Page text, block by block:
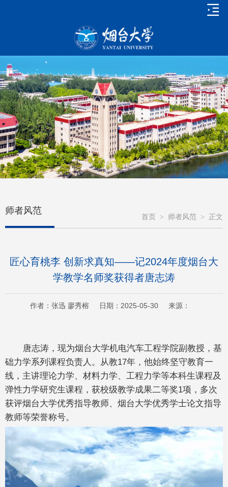
师者风范
首页 > 师者风范 > 正文
匠心育桃李 创新求真知——记2024年度烟台大
学教学名师奖获得者唐志涛
作者：张迅 廖秀榕 日期：2025-05-30 来源：
唐志涛，现为烟台大学机电汽车工程学院副教授，基
础力学系列课程负责人。从教17年，他始终坚守教育一
线，主讲理论力学、材料力学、工程力学等本科生课程及
弹性力学研究生课程，获校级教学成果二等奖1项，多次
获评烟台大学优秀指导教师、烟台大学优秀学士论文指导
教师等荣誉称号。